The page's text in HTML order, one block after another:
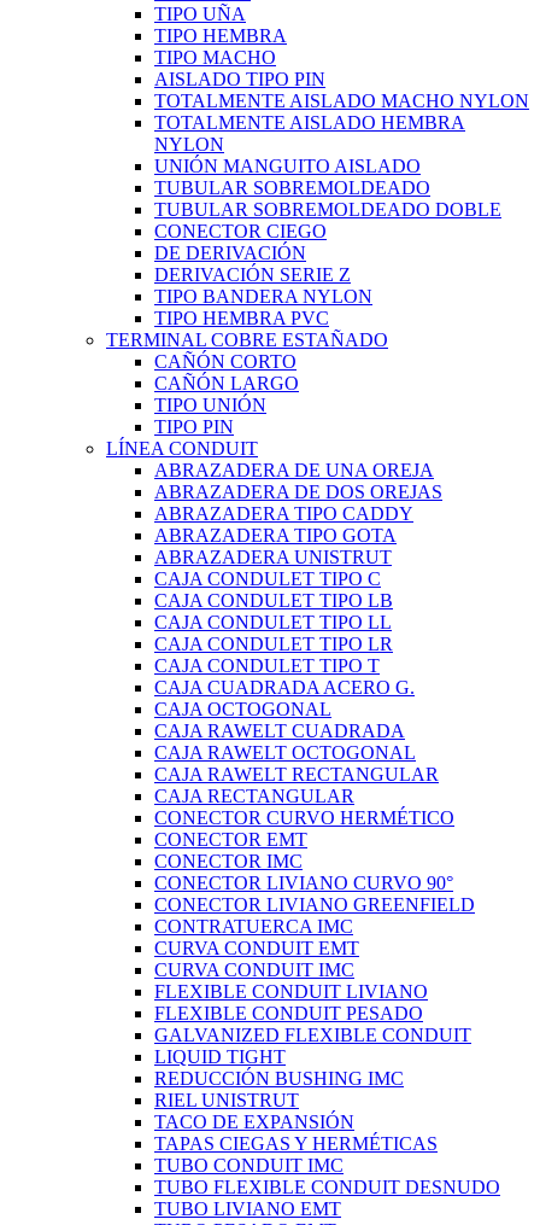
TIPO UÑA
TIPO HEMBRA
TIPO MACHO
AISLADO TIPO PIN
TOTALMENTE AISLADO MACHO NYLON
TOTALMENTE AISLADO HEMBRA
NYLON
UNIÓN MANGUITO AISLADO
TUBULAR SOBREMOLDEADO
TUBULAR SOBREMOLDEADO DOBLE
CONECTOR CIEGO
DE DERIVACIÓN
DERIVACIÓN SERIE Z
TIPO BANDERA NYLON
TIPO HEMBRA PVC
TERMINAL COBRE ESTAÑADO
CAÑÓN CORTO
CAÑÓN LARGO
TIPO UNIÓN
TIPO PIN
LÍNEA CONDUIT
ABRAZADERA DE UNA OREJA
ABRAZADERA DE DOS OREJAS
ABRAZADERA TIPO CADDY
ABRAZADERA TIPO GOTA
ABRAZADERA UNISTRUT
CAJA CONDULET TIPO C
CAJA CONDULET TIPO LB
CAJA CONDULET TIPO LL
CAJA CONDULET TIPO LR
CAJA CONDULET TIPO T
CAJA CUADRADA ACERO G.
CAJA OCTOGONAL
CAJA RAWELT CUADRADA
CAJA RAWELT OCTOGONAL
CAJA RAWELT RECTANGULAR
CAJA RECTANGULAR
CONECTOR CURVO HERMÉTICO
CONECTOR EMT
CONECTOR IMC
CONECTOR LIVIANO CURVO 90°
CONECTOR LIVIANO GREENFIELD
CONTRATUERCA IMC
CURVA CONDUIT EMT
CURVA CONDUIT IMC
FLEXIBLE CONDUIT LIVIANO
FLEXIBLE CONDUIT PESADO
GALVANIZED FLEXIBLE CONDUIT
LIQUID TIGHT
REDUCCIÓN BUSHING IMC
RIEL UNISTRUT
TACO DE EXPANSIÓN
TAPAS CIEGAS Y HERMÉTICAS
TUBO CONDUIT IMC
TUBO FLEXIBLE CONDUIT DESNUDO
TUBO LIVIANO EMT